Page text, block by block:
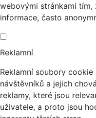
webovými stránkami tím,
informace, často
Reklamní
Reklamní soubory
návštěvníků a jejich
reklamy, které jsou
uživatele, a proto jsou